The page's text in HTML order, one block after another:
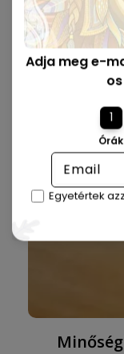
rendelkeznek,
Adja meg e-
1
Órák
Egyetértek